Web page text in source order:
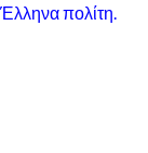
πολίτη.